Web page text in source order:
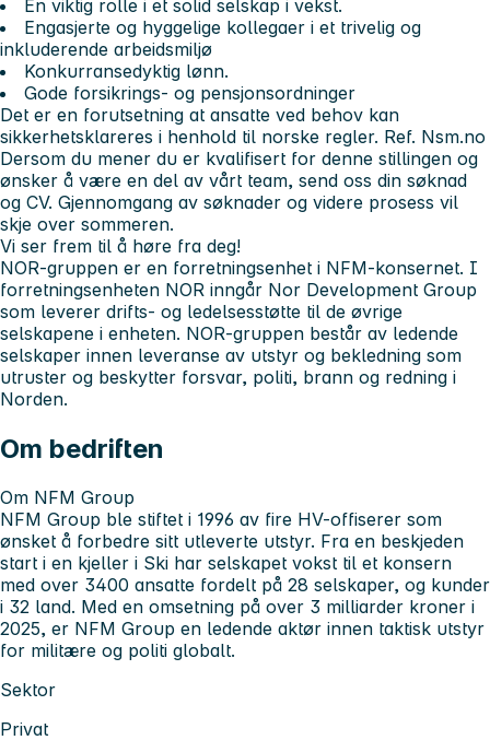
En viktig rolle i et solid selskap i vekst.
Engasjerte og hyggelige kollegaer i et trivelig og
inkluderende arbeidsmiljø
Konkurransedyktig lønn.
Gode forsikrings- og pensjonsordninger
Det er en forutsetning at ansatte ved behov kan
sikkerhetsklareres i henhold til norske regler. Ref. Nsm.no
Dersom du mener du er kvalifisert for denne stillingen og
ønsker å være en del av vårt team, send oss din søknad
og CV. Gjennomgang av søknader og videre prosess vil
skje over sommeren.
Vi ser frem til å høre fra deg!
NOR-gruppen er en forretningsenhet i NFM-konsernet. I
forretningsenheten NOR inngår Nor Development Group
som leverer drifts- og ledelsesstøtte til de øvrige
selskapene i enheten. NOR-gruppen består av ledende
selskaper innen leveranse av utstyr og bekledning som
utruster og beskytter forsvar, politi, brann og redning i
Norden.
Om bedriften
Om NFM Group
NFM Group ble stiftet i 1996 av fire HV-offiserer som
ønsket å forbedre sitt utleverte utstyr. Fra en beskjeden
start i en kjeller i Ski har selskapet vokst til et konsern
med over 3400 ansatte fordelt på 28 selskaper, og kunder
i 32 land. Med en omsetning på over 3 milliarder kroner i
2025, er NFM Group en ledende aktør innen taktisk utstyr
for militære og politi globalt.
Sektor
Privat